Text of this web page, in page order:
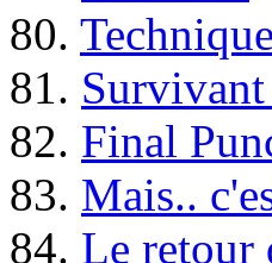
80.
81.
82. Final
83. Mais..
84. Le retour